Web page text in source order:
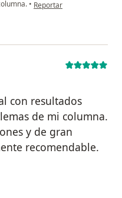
• Reportar
con resultados
de mi columna.
y de gran
recomendable.